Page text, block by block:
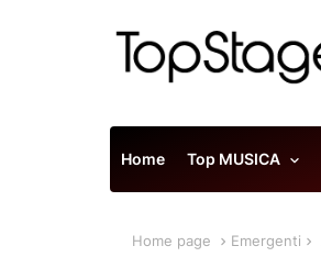
Home Top MUSICA
Home page Emergenti